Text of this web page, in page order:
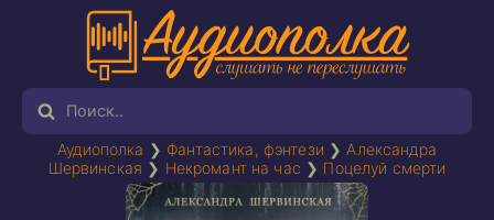
Аудиополка ❯ Фантастика, фэнтези ❯ Александра
Шервинская ❯ Некромант на час ❯ Поцелуй смерти